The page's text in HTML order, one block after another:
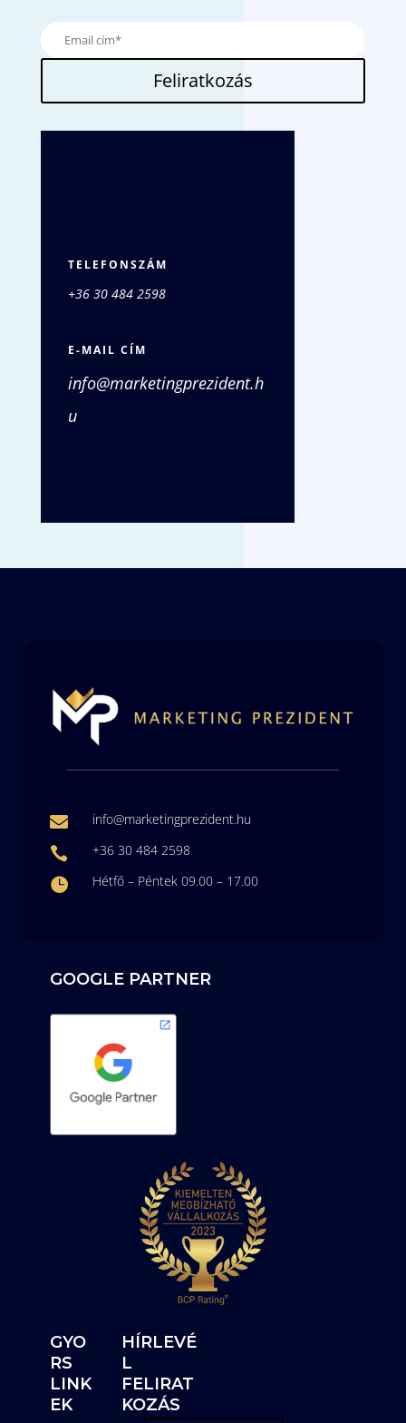
Feliratkozás
TELEFONSZÁM
+36 30 484 2598
E-MAIL CÍM
info@marketingprezident.h
u
 info@marketingprezident.hu
 +36 30 484 2598
 Hétfő – Péntek 09.00 – 17.00
GOOGLE PARTNER
GYO
RS
LINK
EK
HÍRLEVÉ
L
FELIRAT
KOZÁS